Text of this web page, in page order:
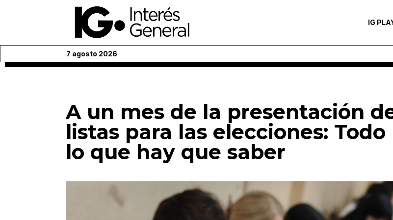
IG
7 agosto 2026
A un mes de la presentación
listas para las elecciones: Todo
lo que hay que saber